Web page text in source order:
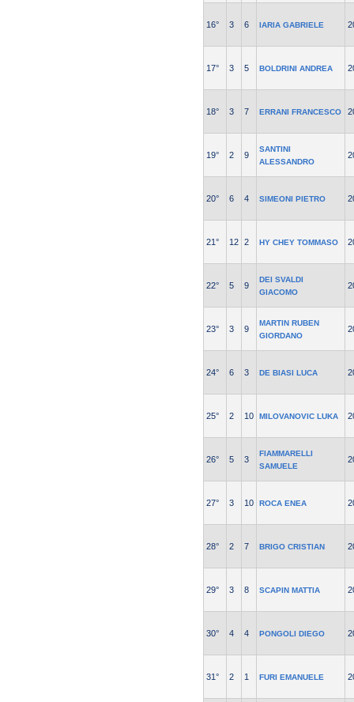
16° 3 6 IARIA GABRIELE
17° 3 5 BOLDRINI ANDREA
18° 3 7 ERRANI FRANCESCO
19° 2 9
SANTINI
ALESSANDRO
20° 6 4 SIMEONI PIETRO
21° 12 2 HY CHEY TOMMASO
22° 5 9
DEI SVALDI
GIACOMO
23° 3 9
MARTIN RUBEN
GIORDANO
24° 6 3 DE BIASI LUCA
25° 2 10 MILOVANOVIC LUKA
26° 5 3
FIAMMARELLI
SAMUELE
27° 3 10 ROCA ENEA
28° 2 7 BRIGO CRISTIAN
29° 3 8 SCAPIN MATTIA
30° 4 4 PONGOLI DIEGO
31° 2 1 FURI EMANUELE